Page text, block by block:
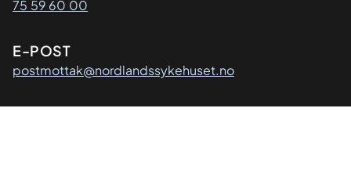
75 59 60 00
E-POST
postmottak@nordlandssykehuset.no